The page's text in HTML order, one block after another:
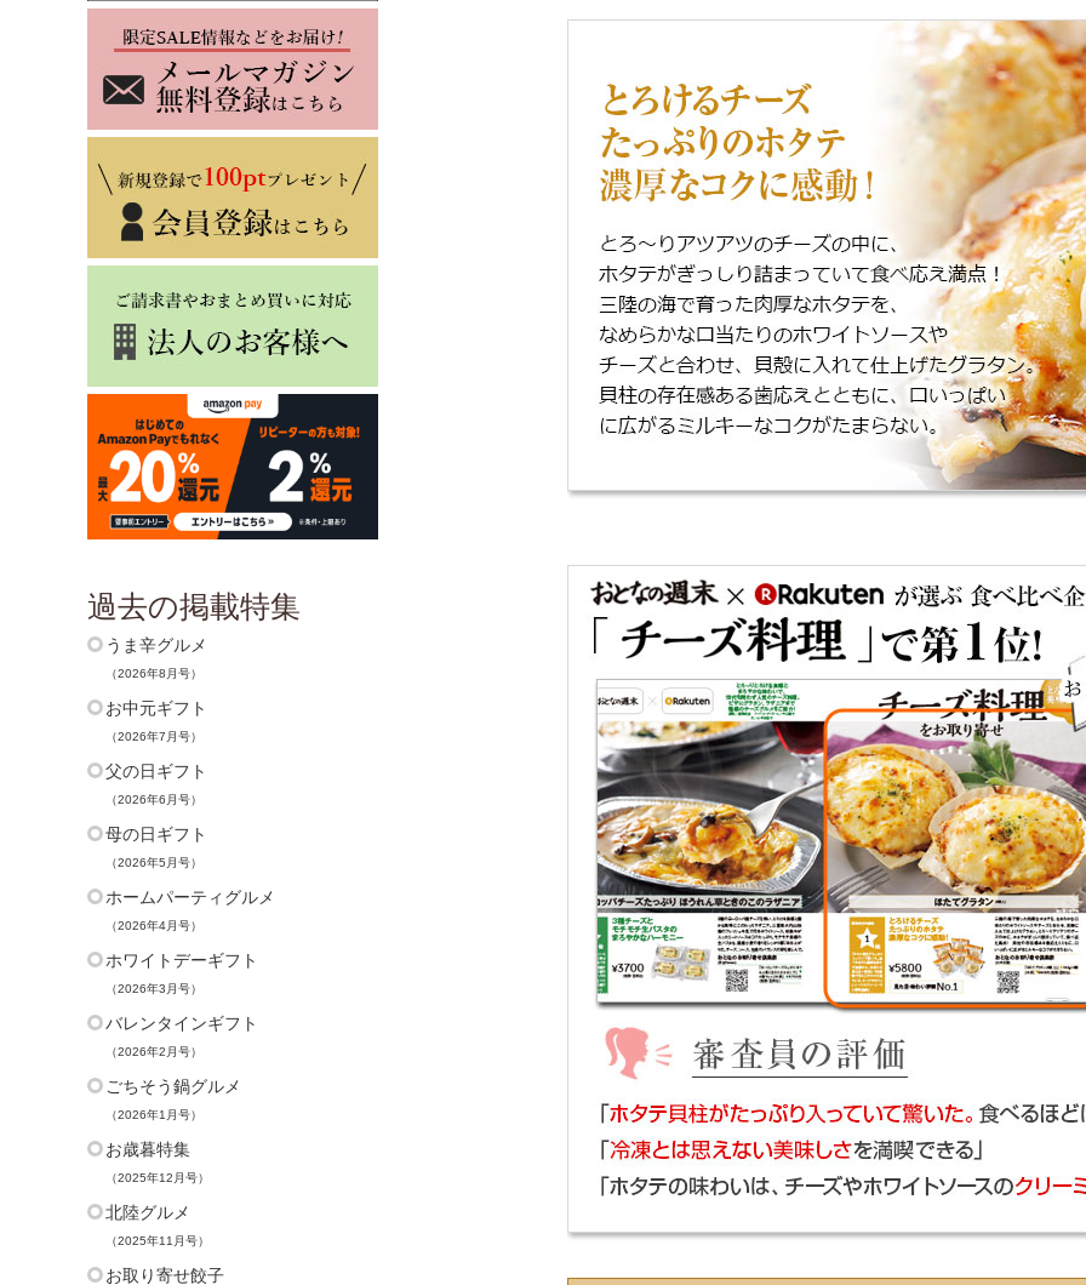
過去の掲載特集
うま辛グルメ
（2026年8月号）
お中元ギフト
（2026年7月号）
父の日ギフト
（2026年6月号）
母の日ギフト
（2026年5月号）
ホームパーティグルメ
（2026年4月号）
ホワイトデーギフト
（2026年3月号）
バレンタインギフト
（2026年2月号）
ごちそう鍋グルメ
（2026年1月号）
お歳暮特集
（2025年12月号）
北陸グルメ
（2025年11月号）
お取り寄せ餃子